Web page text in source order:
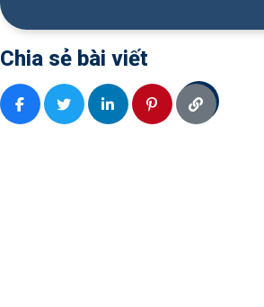
Chia sẻ bài viết